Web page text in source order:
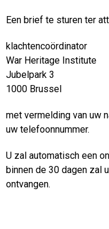
Een brief te sturen ter
klachtencoördinator
War Heritage Institute
Jubelpark 3
1000 Brussel
met vermelding van uw
uw telefoonnummer.
U zal automatisch een
binnen de 30 dagen zal
ontvangen.